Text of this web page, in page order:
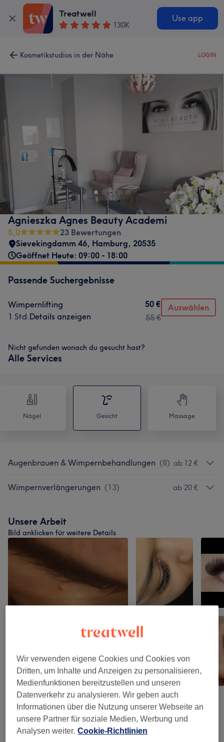
Treatwell
130K
Use app
Kosmetikstudios in der Nähe LOGIN
Agnieszka Agnes Beauty Academi
5,0
23 Bewertungen
Sievekingdamm 46, Hamburg, 20535
Geöffnet Heute: 09:00 - 18:00
Passende Suchergebnisse
Wimpernlifting
1 Std.Details anzeigen
50 €
55 €
Auswählen
Nicht gefunden wonach du gesucht hast?
Alle Services
Nägel Gesicht Massage
Augenbrauen & Wimpernbehandlungen (8) ab 12 €
Wimpernverlängerungen (13) ab 20 €
Unsere Arbeit
Bild anklicken für weitere Details
Salonbewertungen
Wir verwenden eigene Cookies und Cookies von
Dritten, um Inhalte und Anzeigen zu personalisieren,
Medienfunktionen bereitzustellen und unseren
Datenverkehr zu analysieren. Wir geben auch
Informationen über die Nutzung unserer Webseite an
unsere Partner für soziale Medien, Werbung und
Analysen weiter. Cookie-Richtlinien